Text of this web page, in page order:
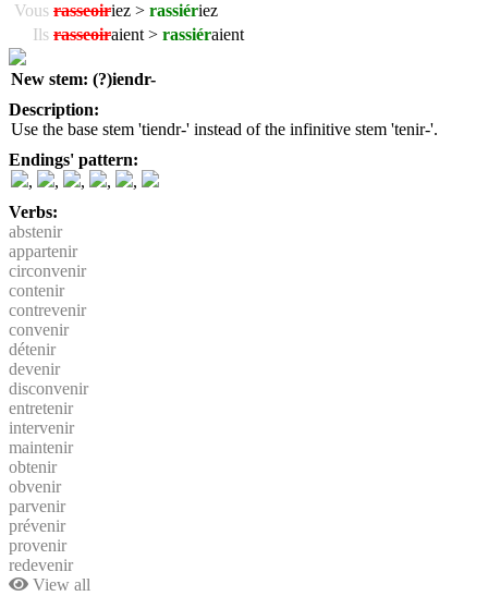
Vous rasseoiriez > rassiériez
Ils rasseoiraient > rassiéraient
New stem: (?)iendr-
Description:
Use the base stem 'tiendr-' instead of the infinitive stem 'tenir-'.
Endings' pattern:
,
, , ,
,
Verbs:
abstenir
appartenir
circonvenir
contenir
contrevenir
convenir
détenir
devenir
disconvenir
entretenir
intervenir
maintenir
obtenir
obvenir
parvenir
prévenir
provenir
redevenir
View all